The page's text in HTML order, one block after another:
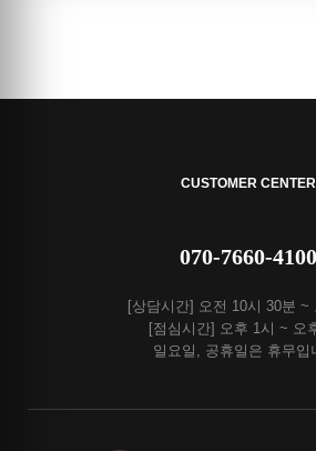
CUSTOMER CENTER
070-7660-4100
[상담시간] 오전 10시 30분 ~
[점심시간] 오후 1시 ~ 오
일요일, 공휴일은 휴무입